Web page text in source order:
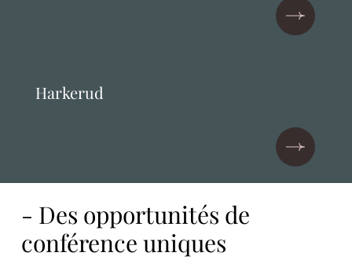
Harkerud
- Des opportunités de
conférence uniques